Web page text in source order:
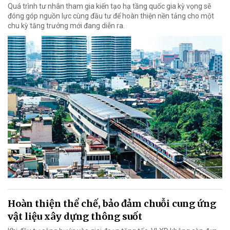
Quá trình tư nhân tham gia kiến tạo hạ tầng quốc gia kỳ vọng sẽ
đóng góp nguồn lực cùng đầu tư để hoàn thiện nền tảng cho một
chu kỳ tăng trưởng mới đang diễn ra.
Hoàn thiện thể chế, bảo đảm chuỗi cung ứng
vật liệu xây dựng thông suốt